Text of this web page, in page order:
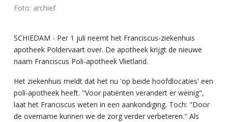
Foto: archief
SCHIEDAM - Per 1 juli neemt het Franciscus-ziekenhuis
apotheek Poldervaart over. De apotheek krijgt de nieuwe
naam Franciscus Poli-apotheek Vlietland.
Het ziekenhuis meldt dat het nu 'op beide hoofdlocaties' een
poli-apotheek heeft. "Voor patiënten verandert er weinig",
laat het Franciscus weten in een aankondiging. Toch: "Door
de overname kunnen we de zorg verder verbeteren." Als